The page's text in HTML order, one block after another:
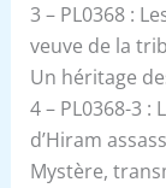
3 – PL0368 :
veuve de la
Un héritage
4 – PL0368-3 :
d’Hiram
Mystère,